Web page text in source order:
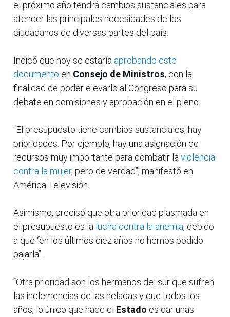
el próximo año tendrá cambios sustanciales para
atender las principales necesidades de los
ciudadanos de diversas partes del país.
Indicó que hoy se estaría aprobando este
documento en Consejo de Ministros, con la
finalidad de poder elevarlo al Congreso para su
debate en comisiones y aprobación en el pleno.
“El presupuesto tiene cambios sustanciales, hay
prioridades. Por ejemplo, hay una asignación de
recursos muy importante para combatir la violencia
contra la mujer, pero de verdad”, manifestó en
América Televisión.
Asimismo, precisó que otra prioridad plasmada en
el presupuesto es la lucha contra la anemia, debido
a que “en los últimos diez años no hemos podido
bajarla”.
“Otra prioridad son los hermanos del sur que sufren
las inclemencias de las heladas y que todos los
años, lo único que hace el Estado es dar unas